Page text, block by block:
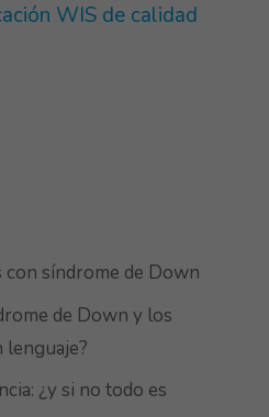
WIS de calidad
síndrome de Down
de Down y los
lenguaje?
¿y si no todo es